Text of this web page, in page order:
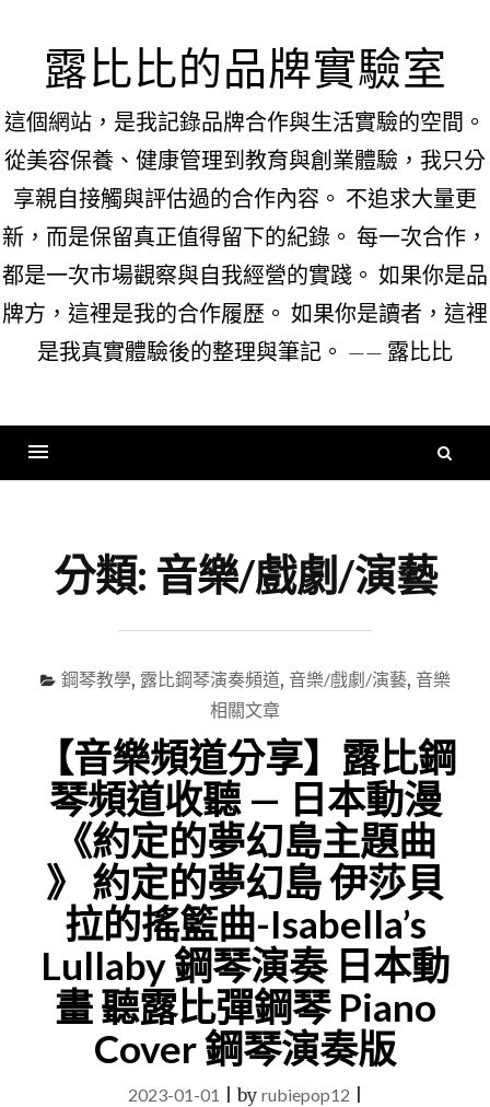
content露比比的品牌實驗室
這個網站，是我記錄品牌合作與生活實驗的空間。
從美容保養、健康管理到教育與創業體驗，我只分
享親自接觸與評估過的合作內容。 不追求大量更
新，而是保留真正值得留下的紀錄。 每一次合作，
都是一次市場觀察與自我經營的實踐。 如果你是品
牌方，這裡是我的合作履歷。 如果你是讀者，這裡
是我真實體驗後的整理與筆記。 —— 露比比
分類: 音樂/戲劇/演藝
鋼琴教學, 露比鋼琴演奏頻道, 音樂/戲劇/演藝, 音樂
相關文章
【音樂頻道分享】露比鋼
琴頻道收聽 — 日本動漫
《約定的夢幻島主題曲
》 約定的夢幻島 伊莎貝
拉的搖籃曲-Isabella’s
Lullaby 鋼琴演奏 日本動
畫 聽露比彈鋼琴 Piano
Cover 鋼琴演奏版
2023-01-01 |by rubiepop12